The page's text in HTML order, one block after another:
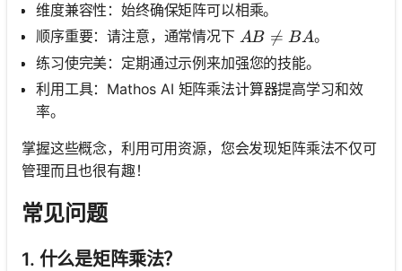
维度兼容性：始终确保矩阵可以相乘。
顺序重要：请注意，通常情况下 A B \neq B A
AB 
= BA。
练习使完美：定期通过示例来加强您的技能。
利用工具：Mathos AI 矩阵乘法计算器提高学习和效
率。
掌握这些概念，利用可用资源，您会发现矩阵乘法不仅可
管理而且也很有趣！
常见问题
1. 什么是矩阵乘法？